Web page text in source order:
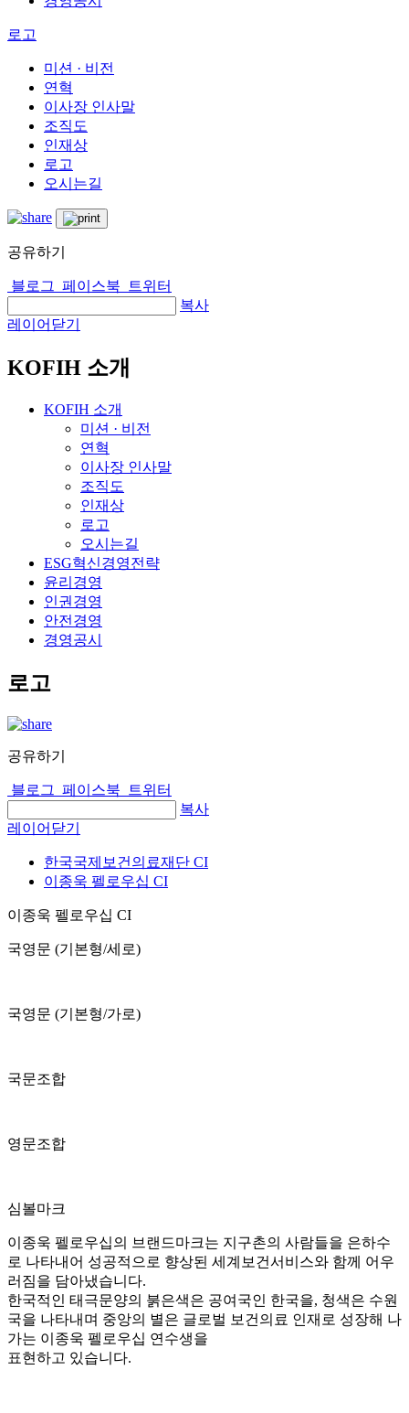
로고
미션 · 비전
연혁
이사장 인사말
조직도
인재상
로고
오시는길
공유하기
블로그 페이스북
트위터
복사
레이어닫기
KOFIH 소개
KOFIH 소개
미션 · 비전
연혁
이사장 인사말
조직도
인재상
로고
오시는길
ESG혁신경영전략
윤리경영
인권경영
안전경영
경영공시
로고
공유하기
블로그 페이스북
트위터
복사
레이어닫기
한국국제보건의료재단 CI
이종욱 펠로우십 CI
이종욱 펠로우십 CI
국영문 (기본형/세로)
국영문 (기본형/가로)
국문조합
영문조합
심볼마크
이종욱 펠로우십의 브랜드마크는 지구촌의 사람들을 은하수
로 나타내어 성공적으로 향상된 세계보건서비스와 함께 어우
러짐을 담아냈습니다.
한국적인 태극문양의 붉은색은 공여국인 한국을, 청색은 수원
국을 나타내며 중앙의 별은 글로벌 보건의료 인재로 성장해 나
가는 이종욱 펠로우십 연수생을
표현하고 있습니다.